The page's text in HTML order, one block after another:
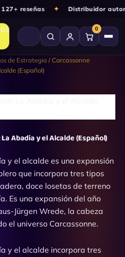
reseñas ✦ Distribuidor
0
de Estrategia / Carcassonne
(Español)
Abadia y el Alcalde (Español)
y el alcalde es una expansión
que incorpora tres tipos
doce losetas de terreno
Es una expansión del año
Jürgen Wrede, la cabeza
el universo Carcassonne.
y el alcalde incorpora tres